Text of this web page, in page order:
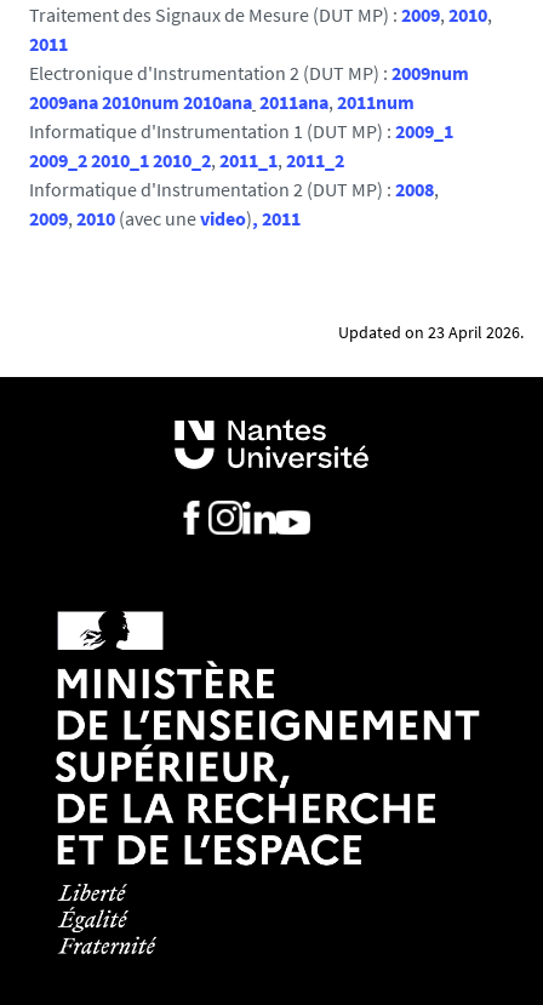
Traitement des Signaux de Mesure (DUT MP) : 2009, 2010,
2011
Electronique d'Instrumentation 2 (DUT MP) : 2009num
2009ana2010num 2010ana 2011ana, 2011num
Informatique d'Instrumentation 1 (DUT MP) : 2009_1
2009_22010_12010_2, 2011_1, 2011_2
Informatique d'Instrumentation 2 (DUT MP) : 2008,
2009, 2010 (avec unevideo), 2011
Updated on 23 April 2026.